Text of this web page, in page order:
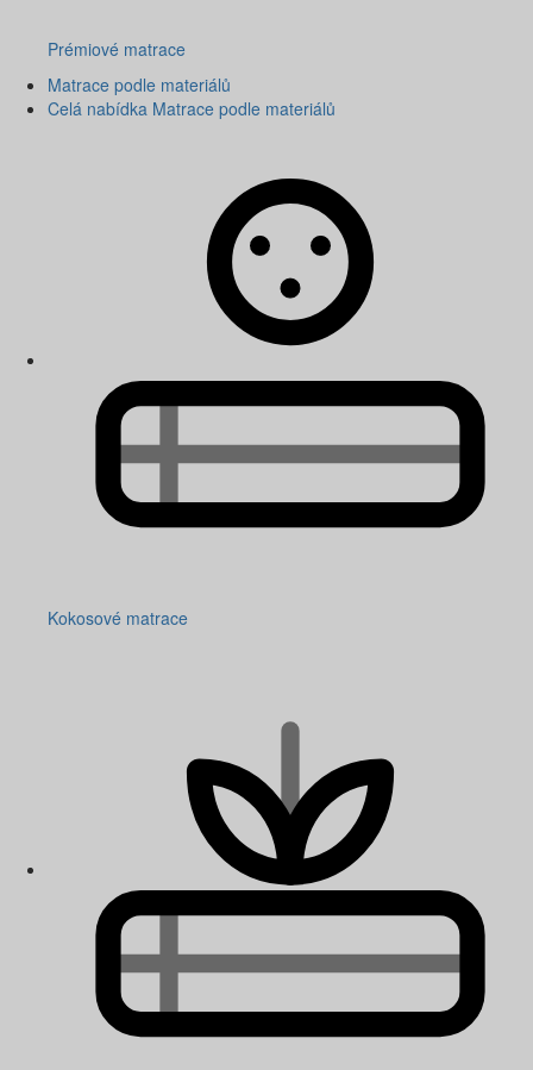
Prémiové matrace
Matrace podle materiálů
Celá nabídka Matrace podle materiálů
Kokosové matrace